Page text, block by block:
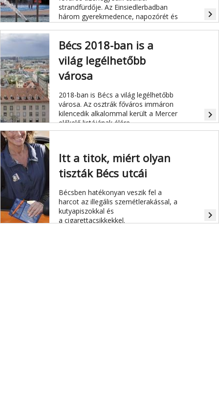
strandfürdője. Az Einsiedlerbadban
három gyerekmedence, napozórét és
ingyenes belépés várja a fiatal
kísérőjeként mehetnek be.
navigate_next
Bécs 2018-ban is a
világ legélhetőbb
városa
2018-ban is Bécs a világ legélhetőbb
városa. Az osztrák főváros immáron
kilencedik alkalommal került a Mercer
előkelő listájának élére.
navigate_next
Itt a titok, miért olyan
tiszták Bécs utcái
Bécsben hatékonyan veszik fel a
harcot az illegális szemétlerakással, a
kutyapiszokkal és
a cigarettacsikkekkel. navigate_next